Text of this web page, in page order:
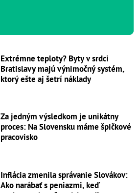
Extrémne teploty? Byty v srdci
Bratislavy majú výnimočný systém,
ktorý ešte aj šetrí náklady
Za jedným výsledkom je unikátny
proces: Na Slovensku máme špičkové
pracovisko
Inflácia zmenila správanie Slovákov:
Ako narábať s peniazmi, keď